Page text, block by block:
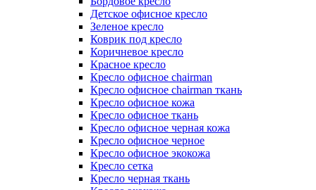
Детское офисное кресло
Зеленое кресло
Коврик под кресло
Коричневое кресло
Красное кресло
Кресло офисное chairman
Кресло офисное chairman ткань
Кресло офисное кожа
Кресло офисное ткань
Кресло офисное черная кожа
Кресло офисное черное
Кресло офисное экокожа
Кресло сетка
Кресло черная ткань